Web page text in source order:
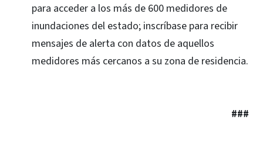
para acceder a los más de 600 medidores de
inundaciones del estado; inscríbase para recibir
mensajes de alerta con datos de aquellos
medidores más cercanos a su zona de residencia.
###